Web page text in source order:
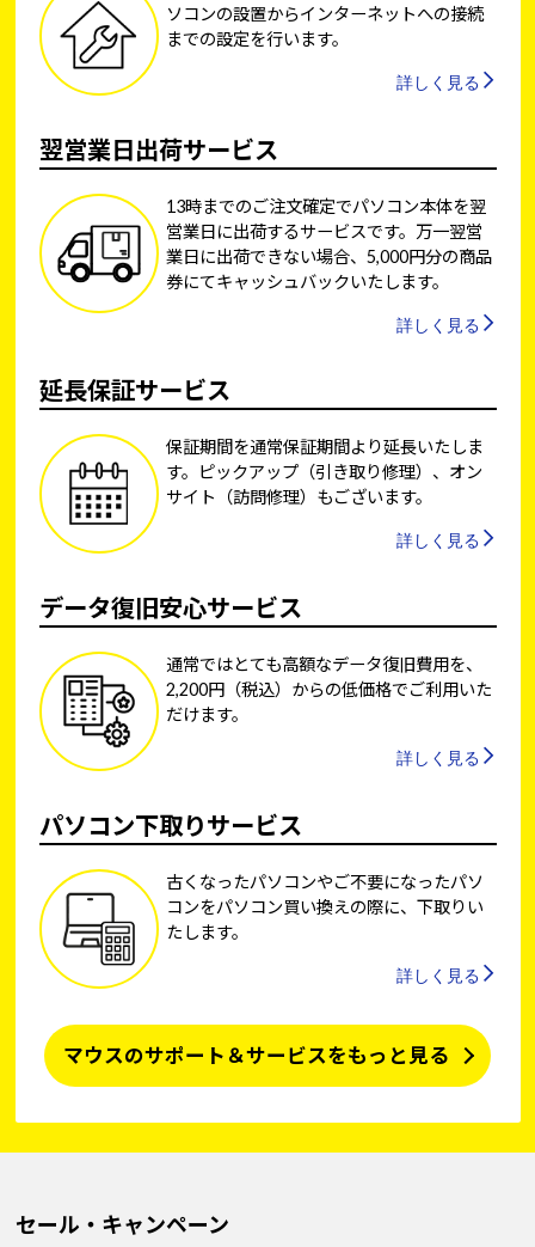
ソコンの設置からインターネットへの接続
までの設定を行います。
詳しく見る
翌営業日出荷サービス
13時までのご注文確定でパソコン本体を翌
営業日に出荷するサービスです。万一翌営
業日に出荷できない場合、5,000円分の商品
券にてキャッシュバックいたします。
詳しく見る
延長保証サービス
保証期間を通常保証期間より延長いたしま
す。ピックアップ（引き取り修理）、オン
サイト（訪問修理）もございます。
詳しく見る
データ復旧安心サービス
通常ではとても高額なデータ復旧費用を、
2,200円（税込）からの低価格でご利用いた
だけます。
詳しく見る
パソコン下取りサービス
古くなったパソコンやご不要になったパソ
コンをパソコン買い換えの際に、下取りい
たします。
詳しく見る
マウスのサポート＆サービスをもっと見る
セール・キャンペーン